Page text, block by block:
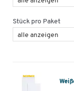
Stück pro Paket